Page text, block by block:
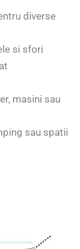
diverse
si sfori
masini sau
sau spatii